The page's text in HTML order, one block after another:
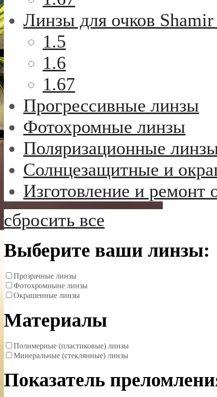
Линзы для очков
1.5
1.6
1.67
Прогрессивные линзы
Фотохромные линзы
Поляризационные
Солнцезащитные и
Изготовление и ремонт
сбросить все
Выберите ваши линзы:
Прозрачные линзы
Фотохромныне линзы
Окрашенные линзы
Материалы
Полимерные (пластиковые) линзы
Минеральные (стеклянные) линзы
Показатель